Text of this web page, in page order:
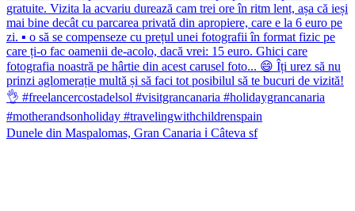
Dunele din Maspalomas, Gran Canaria ℹ️ Câteva sf